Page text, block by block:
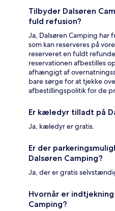
Tilbyder Dalsøren
fuld refusion?
Ja, Dalsøren Camping
som kan reserveres på
reserveret en fuldt
reservationen afbestilles
afhængigt af
bare sørge for at tjekke
afbestillingspolitik for de
Er kæledyr tilladt på
Ja, kæledyr er gratis.
Er der
Dalsøren Camping?
Ja, der er gratis
Hvornår er
Camping?